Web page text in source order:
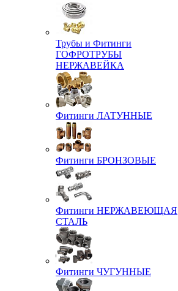
Трубы и Фитинги
ГОФРОТРУБЫ
НЕРЖАВЕЙКА
Фитинги ЛАТУННЫЕ
Фитинги БРОНЗОВЫЕ
Фитинги НЕРЖАВЕЮЩАЯ
СТАЛЬ
Фитинги ЧУГУННЫЕ